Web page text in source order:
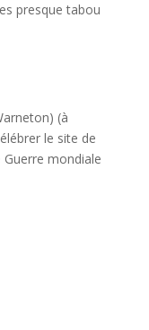
presque tabou
(à
le site de
mondiale